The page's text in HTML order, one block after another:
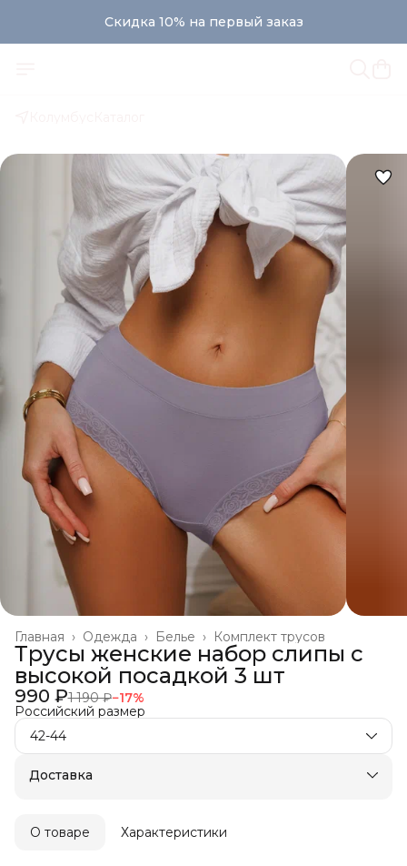
Скидка 10% на первый заказ
Комплект трусов
Белье ›
Одежда ›
Главная ›
Трусы женские набор слипы с
высокой посадкой 3 шт
990 ₽1 190 ₽−17%
Российский размер
42-44
Доставка
О товаре Характеристики